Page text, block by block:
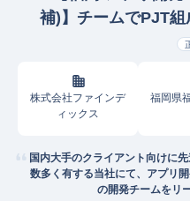
補)】チームでPJT
オープンプロジ
株式会社ファインデ
ィックス
福岡県
国内大手のクライアント向けに
数多く有する当社にて、アプリ
の開発チームをリ